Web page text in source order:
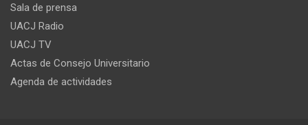
Sala de prensa
UACJ Radio
UACJ TV
Actas de Consejo Universitario
Agenda de actividades